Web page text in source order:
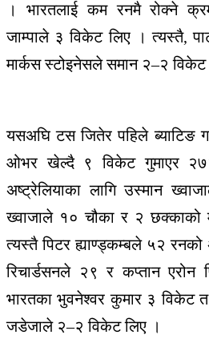
। भारतलाई कम रनमै रोक्ने
जाम्पाले ३ विकेट लिए । त्यस्तै,
मार्कस स्टोइनेसले समान २–२ विकेट
यसअघि टस जितेर पहिले ब्याटिङ
ओभर खेल्दै ९ विकेट गुमाएर
अष्ट्रेलियाका लागि उस्मान
ख्वाजाले १० चौका र २ छक्काको
त्यस्तै पिटर ह्याण्ड्कम्बले ५२
रिचार्डसनले २९ र कप्तान
भारतका भुवनेश्वर कुमार ३ विकेट
जडेजाले २–२ विकेट लिए ।